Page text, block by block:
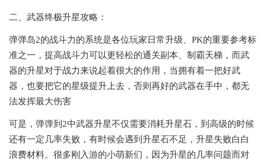
二、武器终极升星攻略：
弹弹岛2的战斗力的系统是各位玩家日常升级、PK的重要参考标
准之一，提高战斗力可以更轻松的通关副本、制霸天梯，而武
器的升星对于战力来说起着很大的作用，当拥有着一把好武
器，也要把它的星级提升上去，否则再好的武器在手中，都无
法发挥最大伤害
可是，弹弹到2中武器升星不仅需要消耗升星石，到高级的时候
还有一定几率失败，有时候会遇到升星石不足，升星失败白白
浪费材料。很多刚入游的小萌新们，因为升星的几率问题而对